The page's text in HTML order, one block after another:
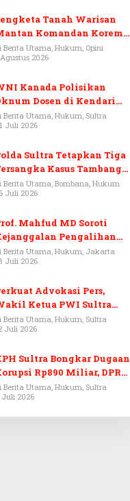
Tanah Warisan
Komandan Korem
HO, Ketika Warisan
Arena Pemerasan
Berita Utama, Hukum, Opini
2026
Kanada Polisikan
Dosen di Kendari
Aset Puluhan Miliar
Berita Utama, Hukum, Sultra
Juli 2026
Sultra Tetapkan Tiga
Kasus Tambang
Ilegal di Bombana
Berita Utama, Bombana, Hukum
Juli 2026
Mahfud MD Soroti
Pengalihan
Tersangka
Adriansyah
Berita Utama, Hukum, Jakarta
Juli 2026
Advokasi Pers,
Ketua PWI Sultra
Dilantik Menjadi
PERADI
Berita Utama, Hukum, Sultra
Juli 2026
Sultra Bongkar Dugaan
Rp890 Miliar, DPRD
Gelar RDP
Berita Utama, Hukum, Sultra
Juli 2026